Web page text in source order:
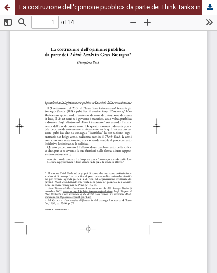
La costruzione dell'opinione pubblica da parte dei Think Tanks in Gran Bretagna